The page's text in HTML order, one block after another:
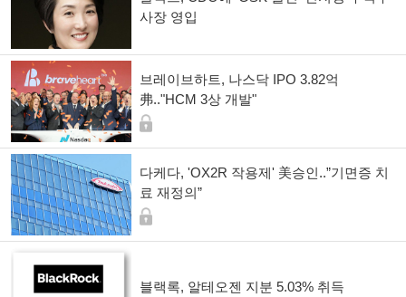
사장 영입
브레이브하트, 나스닥 IPO 3.82억
弗.."HCM 3상 개발"
다케다, 'OX2R 작용제' 美승인..”기면증 치
료 재정의”
블랙록, 알테오젠 지분 5.03% 취득